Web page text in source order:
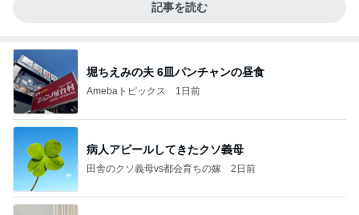
記事を読む
堀ちえみの夫 6皿パンチャンの昼食
Amebaトピックス 1日前
病人アピールしてきたクソ義母
田舎のクソ義母vs都会育ちの嫁 2日前